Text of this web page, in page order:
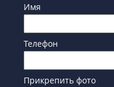
Имя
Телефон
Прикрепить фото